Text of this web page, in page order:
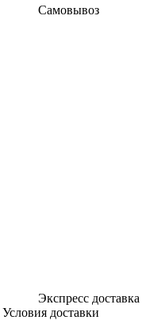
Самовывоз
Экспресс доставка
Условия доставки